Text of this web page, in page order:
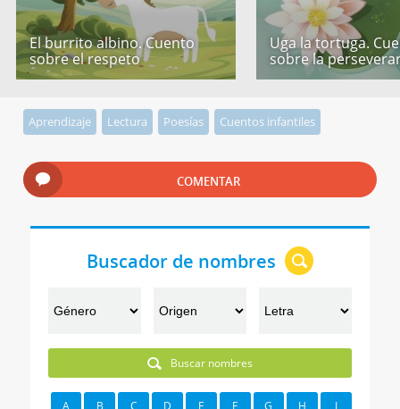
El burrito albino. Cuento
sobre el respeto
Uga la tortuga.
sobre la
Aprendizaje Lectura Poesías Cuentos infantiles
COMENTAR
Buscador de nombres
Buscar nombres